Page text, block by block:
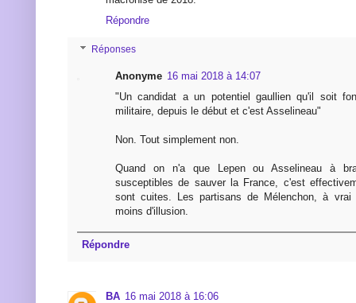
Répondre
Réponses
Anonyme 16 mai 2018 à 14:07
"Un candidat a un potentiel gaullien qu'il soit
militaire, depuis le début et c'est Asselineau"
Non. Tout simplement non.
Quand on n'a que Lepen ou Asselineau à
susceptibles de sauver la France, c'est
sont cuites. Les partisans de Mélenchon, à
moins d'illusion.
Répondre
BA 16 mai 2018 à 16:06